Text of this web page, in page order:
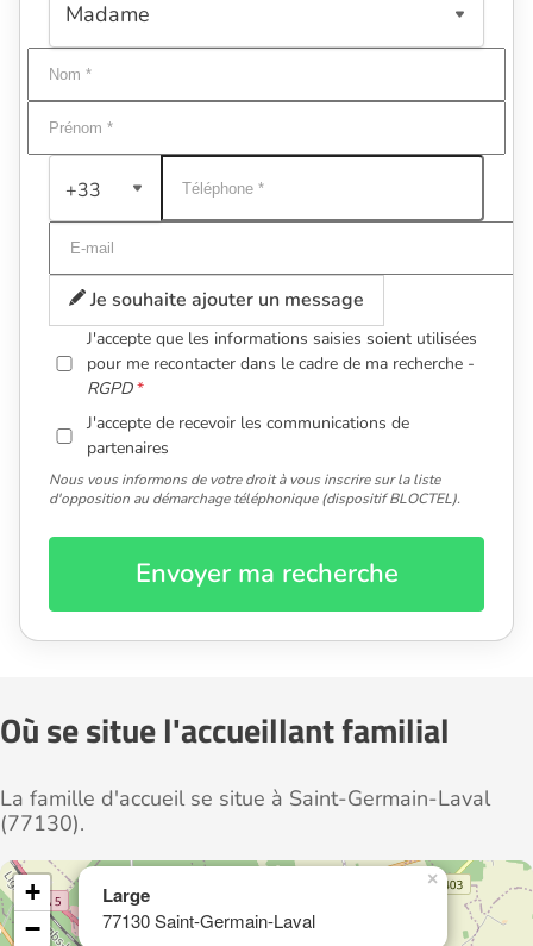
+33
Je souhaite ajouter un message
J'accepte que les informations saisies soient utilisées
pour me recontacter dans le cadre de ma recherche -
RGPD
J'accepte de recevoir les communications de
partenaires
Nous vous informons de votre droit à vous inscrire sur la liste
d'opposition au démarchage téléphonique (dispositif BLOCTEL).
Envoyer ma recherche
Où se situe l'accueillant familial
La famille d'accueil se situe à Saint-Germain-Laval
(77130).
Large
77130 Saint-Germain-Laval
×
+
−